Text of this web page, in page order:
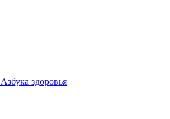
Азбука здоровья